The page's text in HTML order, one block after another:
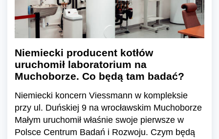
Niemiecki producent kotłów
uruchomił laboratorium na
Muchoborze. Co będą tam badać?
Niemiecki koncern Viessmann w kompleksie
przy ul. Duńskiej 9 na wrocławskim Muchoborze
Małym uruchomił właśnie swoje pierwsze w
Polsce Centrum Badań i Rozwoju. Czym będą